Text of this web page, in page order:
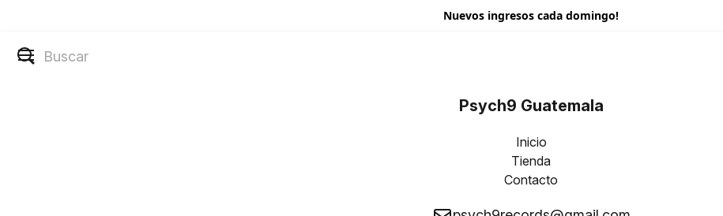
Nuevos ingresos cada domingo!
Psych9 Guatemala
Inicio
Tienda
Contacto